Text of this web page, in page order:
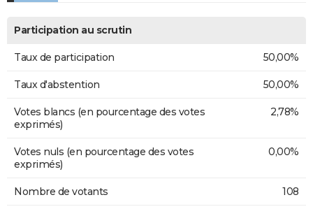
Participation au scrutin
Taux de participation 50,00%
Taux d'abstention 50,00%
Votes blancs (en pourcentage des votes
exprimés)
2,78%
Votes nuls (en pourcentage des votes
exprimés)
0,00%
Nombre de votants 108